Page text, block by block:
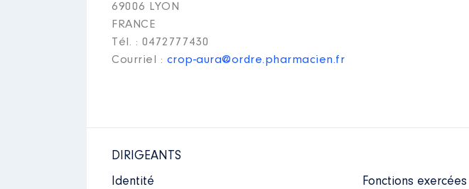
69006 LYON
FRANCE
Tél. : 0472777430
Courriel : crop-aura@ordre.pharmacien.fr
DIRIGEANTS
Identité
Fonctions exercées